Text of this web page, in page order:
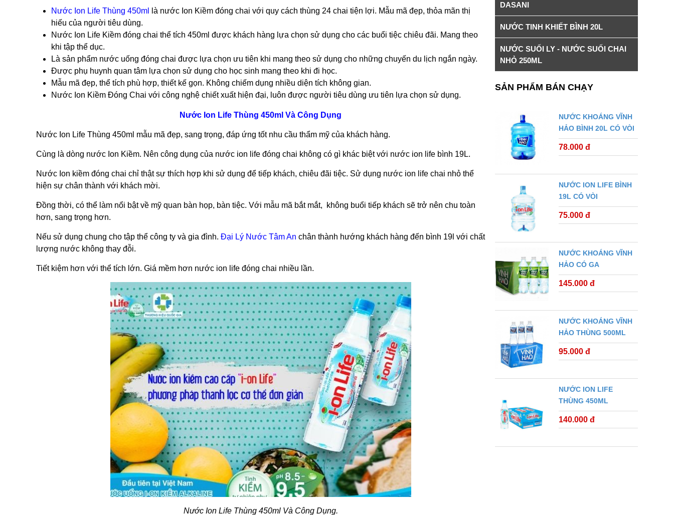
N ước Ion Life Thùng 450ml
là nước Ion Kiềm đóng chai với quy cách thùng 24 chai tiện lợi. Mẫu mã đẹp, thỏa mãn thị
hiếu của người tiêu dùng.
Nước Ion Life Kiềm đóng chai thể tích 450ml được khách hàng lựa chọn sử dụng cho các buổi tiệc chiêu đãi. Mang theo
khi tập thể dục.
Là sản phẩm nước uống đóng chai được lựa chọn ưu tiên khi mang theo sử dụng cho những chuyến du lịch ngắn ngày.
Được phụ huynh quan tâm lựa chọn sử dụng cho học sinh mang theo khi đi học.
Mẫu mã đẹp, thể tích phù hợp, thiết kế gọn. Không chiếm dụng nhiều diện tích không gian.
Nước Ion Kiềm Đóng Chai với công nghệ chiết xuất hiện đại, luôn được người tiêu dùng ưu tiên lựa chọn sử dụng.
Nước Ion Life Thùng 450ml Và Công Dụng
Nước Ion Life Thùng 450ml mẫu mã đẹp, sang trọng, đáp ứng tốt nhu cầu thẩm mỹ của khách hàng.
Cùng là dòng nước Ion Kiềm. Nên công dụng của nước ion life đóng chai không có gì khác biệt với nước ion life bình 19L.
Nước Ion kiềm đóng chai chỉ thật sự thích hợp khi sử dụng để tiếp khách, chiêu đãi tiệc. Sử dụng nước ion life chai nhỏ thể
hiện sự chân thành với khách mời.
Đồng thời, có thể làm nổi bật về mỹ quan bàn họp, bàn tiệc. Với mẫu mã bắt mắt, không buổi tiếp khách sẽ trở nên chu toàn
hơn, sang trọng hơn.
Nếu sử dụng chung cho tập thể công ty và gia đình. Đại Lý Nước Tâm An chân thành hướng khách hàng đến bình 19l với chất
lượng nước không thay đỗi.
Tiết kiệm hơn với thể tích lớn. Giá mềm hơn nước ion life đóng chai nhiều lần.
Nước Ion Life Thùng 450ml Và Công Dụng.
DASANI
NƯỚC TINH KHIẾT BÌNH 20L
NƯỚC SUỐI LY - NƯỚC SUỐI CHAI
NHỎ 250ML
SẢN PHẨM BÁN CHẠY
NƯỚC KHOÁNG VĨNH
HẢO BÌNH 20L CÓ VÒI
78.000 đ
NƯỚC ION LIFE BÌNH
19L CÓ VÒI
75.000 đ
NƯỚC KHOÁNG VĨNH
HẢO CÓ GA
145.000 đ
NƯỚC KHOÁNG VĨNH
HẢO THÙNG 500ML
95.000 đ
NƯỚC ION LIFE
THÙNG 450ML
140.000 đ